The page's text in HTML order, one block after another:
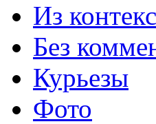
Из
Без
Курьезы
Фото